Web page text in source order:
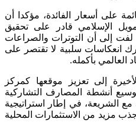
على أسعار الفائدة، مؤكدا أن
الإسلامي قادر على تحقيق
لفت إلى أن التوترات والصراعات
انعكاسات سلبية لا تقتصر على
العالمي بأكمله.
إلى تعزيز موقعها كمركز
أنشطة المصارف التشاركية
مع الشريعة، في إطار استراتيجية
مزيد من الاستثمارات المحلية